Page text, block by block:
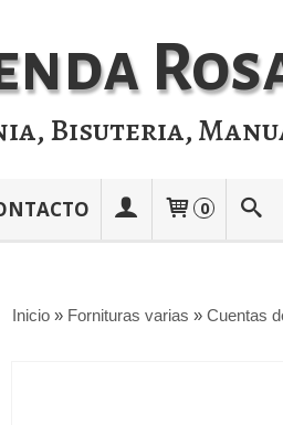
Bisuteria,
0
Inicio» Fornituras varias » Cuentas